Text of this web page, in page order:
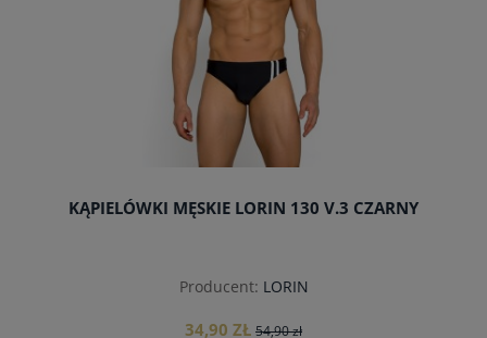
KĄPIELÓWKI MĘSKIE LORIN 130 V.3 CZARNY
Producent: LORIN
34,90 ZŁ 54,90 zł